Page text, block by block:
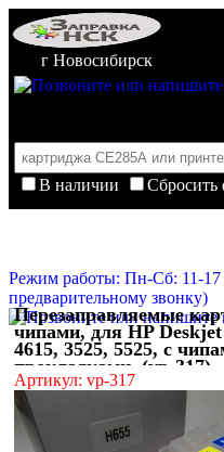
г Новосибирск
В наличии
Сбросить
Режим работы: Пн-Сб: 11-
предварительному звонку)
Перезаправляемые
чипами, для HP
4615, 3525, 5525, с
прокладками, (vp-317)
Артикул: vp-317